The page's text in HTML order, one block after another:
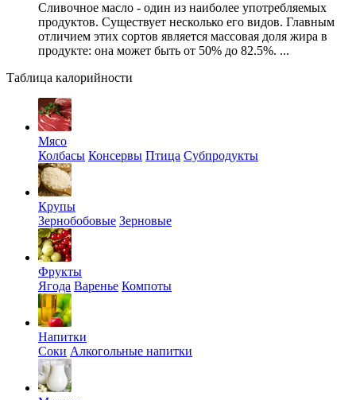
Сливочное масло - один из наиболее употребляемых
продуктов. Существует несколько его видов. Главным
отличием этих сортов является массовая доля жира в
продукте: она может быть от 50% до 82.5%. ...
Таблица калорийности
Мясо
Колбасы Консервы Птица Субпродукты
Крупы
Зернобобовые Зерновые
Фрукты
Ягода Варенье Компоты
Напитки
Соки Алкогольные напитки